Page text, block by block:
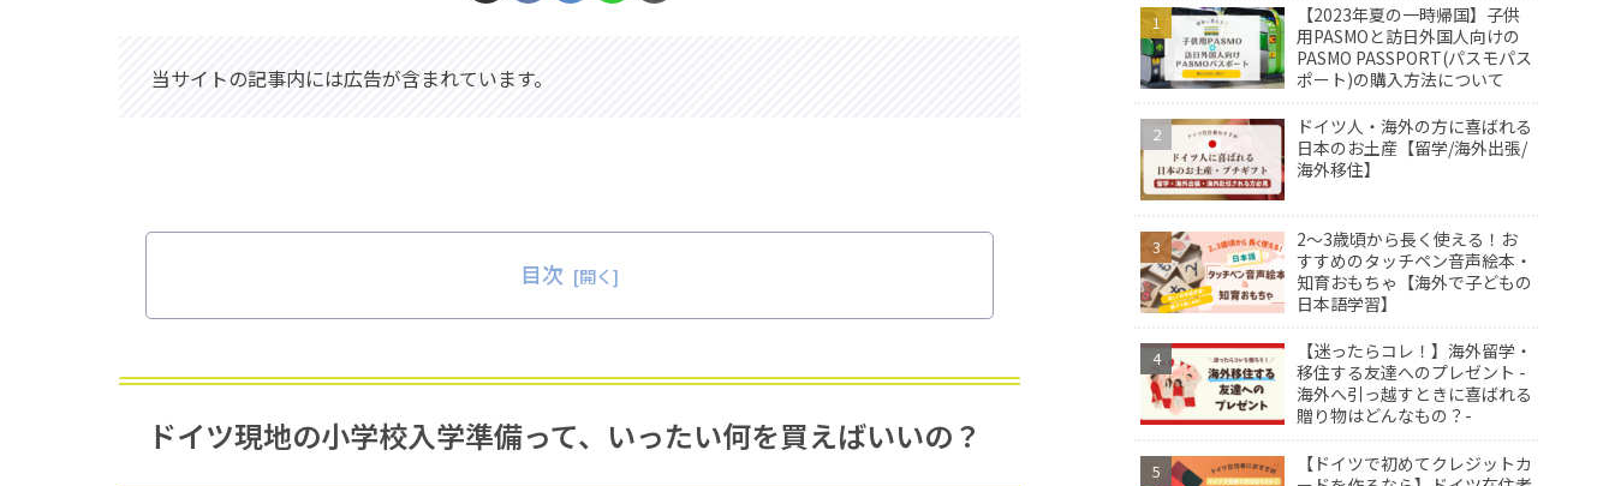
当サイトの記事内には広告が含まれています。
目次
ドイツ現地の小学校入学準備って、いったい何を買えばいいの？
【2023年夏の一時帰国】子供
用PASMOと訪日外国人向けの
PASMO PASSPORT(パスモパス
ポート)の購入方法について
ドイツ人・海外の方に喜ばれる
日本のお土産【留学/海外出張/
海外移住】
2〜3歳頃から長く使える！お
すすめのタッチペン音声絵本・
知育おもちゃ【海外で子どもの
日本語学習】
【迷ったらコレ！】海外留学・
移住する友達へのプレゼント -
海外へ引っ越すときに喜ばれる
贈り物はどんなもの？-
【ドイツで初めてクレジットカ